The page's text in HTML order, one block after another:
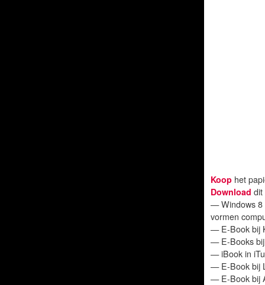
Koop het
Download
— Windows 8
vormen
— E-Book bij
— E-Books
— iBook in
— E-Book bij
— E-Book bij